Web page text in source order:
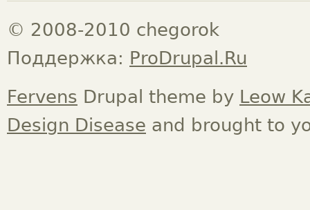
© 2008-2010 chegorok
Поддержка: ProDrupal.Ru
Fervens Drupal theme by Leow
Design Disease and brought to